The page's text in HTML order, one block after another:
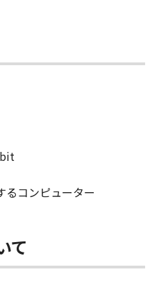
ア」に含まれるキヤ
センサーの著作権表
権原および所有権
ンまたはキヤノンの
。
となしに、「本ソフ
部を、直接または間
ん。
るコンピューター
て